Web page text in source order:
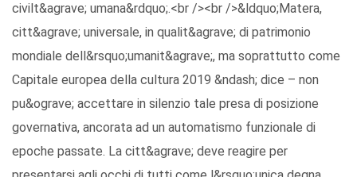
civilt&agrave; umana&rdquo;.<br /><br />&ldquo;Matera,
citt&agrave; universale, in qualit&agrave; di patrimonio
mondiale dell&rsquo;umanit&agrave;, ma soprattutto come
Capitale europea della cultura 2019 &ndash; dice – non
pu&ograve; accettare in silenzio tale presa di posizione
governativa, ancorata ad un automatismo funzionale di
epoche passate. La citt&agrave; deve reagire per